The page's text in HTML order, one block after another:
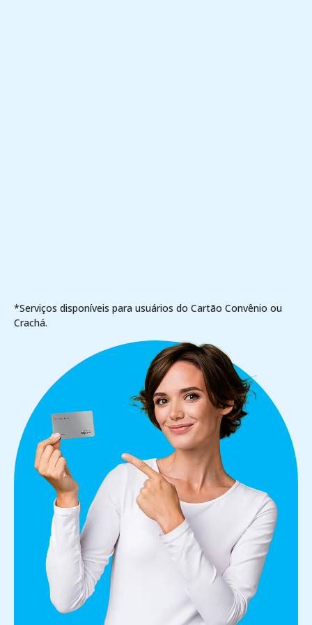
*Serviços disponíveis para usuários do Cartão Convênio ou
Crachá.